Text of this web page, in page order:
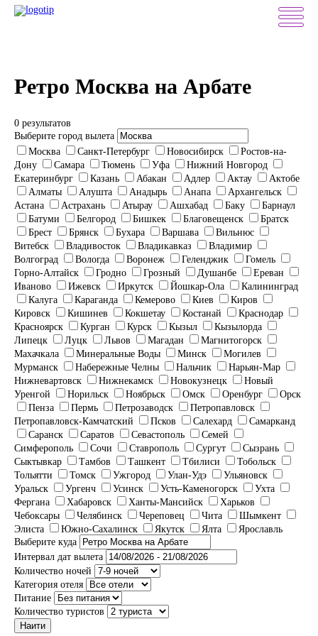
Ретро Москва на Арбате
0 результатов
Выберите город вылета
Москва
Санкт-Петербург Новосибирск
Ростов-на-
Дону
Самара Тюмень Уфа
Нижний Новгород
Екатеринбург
Казань Абакан Адлер Актау
Актобе
Алматы
Алушта Анадырь Анапа
Архангельск
Астана
Астрахань Атырау Ашхабад Баку
Барнаул
Батуми
Белгород Бишкек Благовещенск
Братск
Брест
Брянск Бухара Варшава
Вильнюс
Витебск
Владивосток Владикавказ
Владимир
Волгоград
Вологда Воронеж Геленджик
Гомель
Горно-Алтайск
Гродно Грозный Душанбе
Ереван
Иваново
Ижевск Иркутск Йошкар-Ола
Калининград
Калуга
Караганда Кемерово Киев
Киров
Кировск
Кишинев Кокшетау Костанай
Краснодар
Красноярск
Курган Курск Кызыл
Кызылорда
Липецк
Луцк Львов Магадан
Магнитогорск
Махачкала
Минеральные Воды Минск
Могилев
Мурманск
Набережные Челны Нальчик
Нарьян-Мар
Нижневартовск
Нижнекамск Новокузнецк
Новый
Уренгой
Норильск Ноябрьск Омск Оренбург
Орск
Пенза
Пермь Петрозаводск
Петропавловск
Петропавловск-Камчатский
Псков Салехард
Самарканд
Саранск
Саратов Севастополь
Семей
Симферополь
Сочи Ставрополь Сургут
Сызрань
Сыктывкар
Тамбов Ташкент Тбилиси
Тобольск
Тольятти
Томск Ужгород Улан-Удэ
Ульяновск
Уральск
Ургенч Усинск Усть-Каменогорск
Ухта
Фергана
Хабаровск Ханты-Мансийск
Харьков
Чебоксары
Челябинск Череповец Чита
Шымкент
Элиста
Южно-Сахалинск Якутск Ялта
Ярославль
Выберите куда
Интервал дат вылета
Количество ночей
Категория отеля
Питание
Количество туристов
Наити